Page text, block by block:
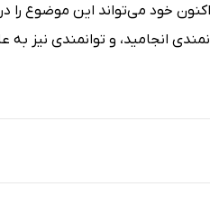
اکنون خود می‌تواند این موضوع
انجامید، و توانمندی نیز